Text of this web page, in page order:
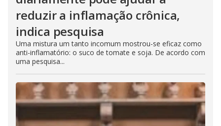
reduzir a inflamação crônica,
indica pesquisa
Uma mistura um tanto incomum mostrou-se eficaz como
anti-inflamatório: o suco de tomate e soja. De acordo com
uma pesquisa...